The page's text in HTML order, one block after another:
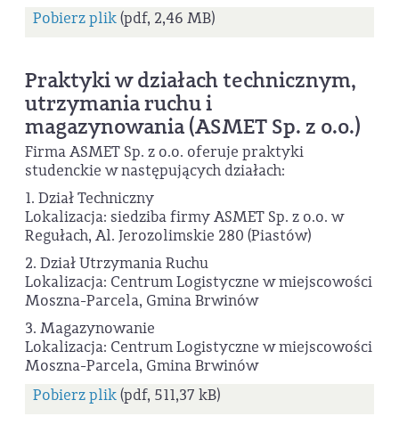
Pobierz plik(pdf, 2,46 MB)
Praktyki w działach technicznym,
utrzymania ruchu i
magazynowania (ASMET Sp. z o.o.)
Firma ASMET Sp. z o.o. oferuje praktyki
studenckie w następujących działach:
1. Dział Techniczny
Lokalizacja: siedziba firmy ASMET Sp. z o.o. w
Regułach, Al. Jerozolimskie 280 (Piastów)
2. Dział Utrzymania Ruchu
Lokalizacja: Centrum Logistyczne w miejscowości
Moszna-Parcela, Gmina Brwinów
3. Magazynowanie
Lokalizacja: Centrum Logistyczne w miejscowości
Moszna-Parcela, Gmina Brwinów
Pobierz plik(pdf, 511,37 kB)